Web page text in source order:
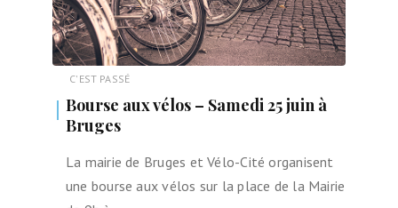
C'EST PASSÉ
Bourse aux vélos – Samedi 25 juin à
Bruges
La mairie de Bruges et Vélo-Cité organisent
une bourse aux vélos sur la place de la Mairie